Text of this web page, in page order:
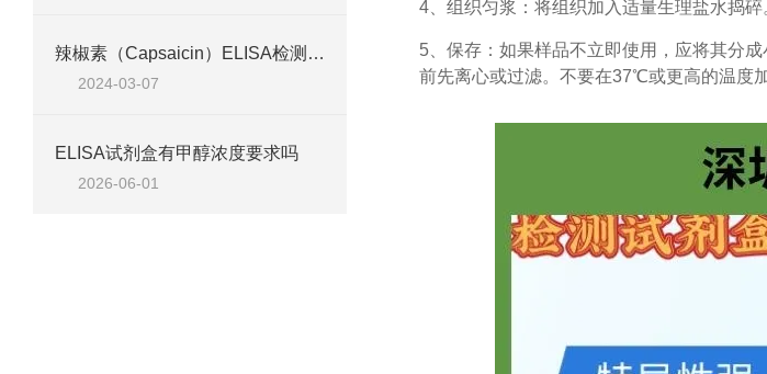
辣椒素（Capsaicin）ELISA检测试剂盒说明
2024-03-07
ELISA试剂盒有甲醇浓度要求吗
2026-06-01
4、组织匀浆：将组织加入适量生理盐水捣碎
5、保存：如果样品不立即使用，应将其分
前先离心或过滤。不要在37℃或更高的温度